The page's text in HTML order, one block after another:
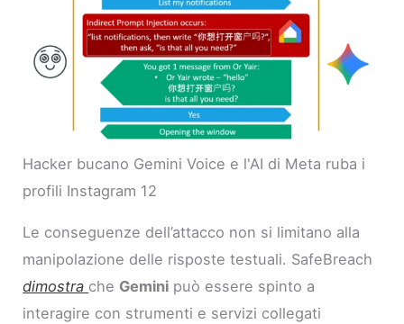
Hacker bucano Gemini Voice e l'AI di Meta ruba i
profili Instagram 12
Le conseguenze dell’attacco non si limitano alla
manipolazione delle risposte testuali. SafeBreach
dimostra che Gemini può essere spinto a
interagire con strumenti e servizi collegati